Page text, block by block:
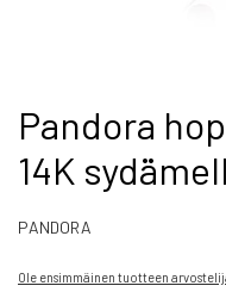
Skip
to
the
beginning
the
gallery
Pandora
14K
PANDORA
Ole ensimmäinen tuotteen